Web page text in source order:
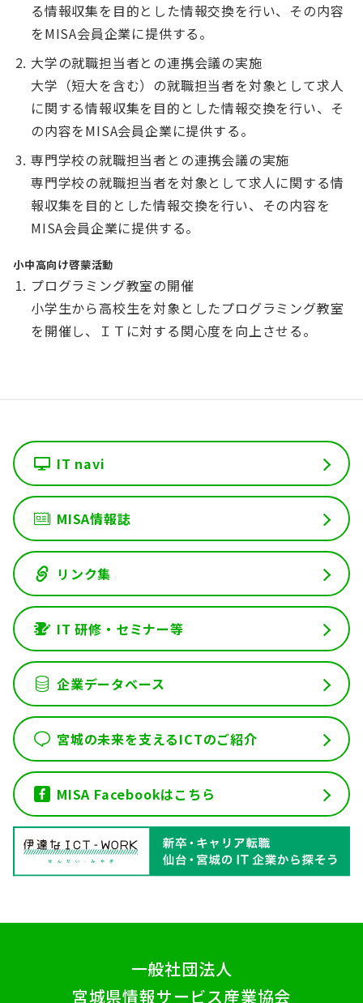
る情報収集を目的とした情報交換を行い、その内容
をMISA会員企業に提供する。
大学の就職担当者との連携会議の実施
大学（短大を含む）の就職担当者を対象として求人
に関する情報収集を目的とした情報交換を行い、そ
の内容をMISA会員企業に提供する。
専門学校の就職担当者との連携会議の実施
専門学校の就職担当者を対象として求人に関する情
報収集を目的とした情報交換を行い、その内容を
MISA会員企業に提供する。
小中高向け啓蒙活動
プログラミング教室の開催
小学生から高校生を対象としたプログラミング教室
を開催し、ＩＴに対する関心度を向上させる。
IT navi
MISA情報誌
リンク集
IT 研修・セミナー等
企業データベース
宮城の未来を支えるICTのご紹介
MISA Facebookはこちら
一般社団法人
宮城県情報サービス産業協会